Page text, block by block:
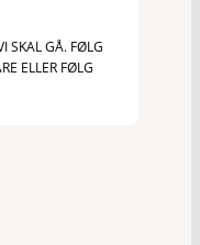
SKAL GÅ. FØLG
ELLER FØLG